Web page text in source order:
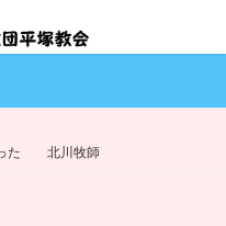
った 北川牧師